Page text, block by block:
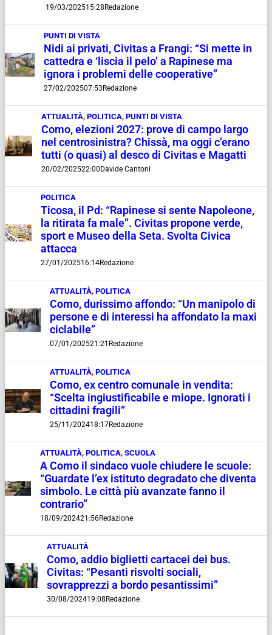
19/03/202515:28Redazione
PUNTI DI VISTA
Nidi ai privati, Civitas a Frangi: “Si mette in
cattedra e ‘liscia il pelo’ a Rapinese ma
ignora i problemi delle cooperative”
27/02/202507:53Redazione
ATTUALITÀ,POLITICA,PUNTI DI VISTA
Como, elezioni 2027: prove di campo largo
nel centrosinistra? Chissà, ma oggi c’erano
tutti (o quasi) al desco di Civitas e Magatti
20/02/202522:00Davide Cantoni
POLITICA
Ticosa, il Pd: “Rapinese si sente Napoleone,
la ritirata fa male”. Civitas propone verde,
sport e Museo della Seta. Svolta Civica
attacca
27/01/202516:14Redazione
ATTUALITÀ,POLITICA
Como, durissimo affondo: “Un manipolo di
persone e di interessi ha affondato la maxi
ciclabile”
07/01/202521:21 Redazione
ATTUALITÀ, POLITICA
Como, ex centro comunale in vendita:
“Scelta ingiustificabile e miope. Ignorati i
cittadini fragili”
25/11/202418:17Redazione
ATTUALITÀ, POLITICA, SCUOLA
A Como il sindaco vuole chiudere le scuole:
“Guardate l’ex istituto degradato che diventa
simbolo. Le città più avanzate fanno il
contrario”
18/09/202421:56Redazione
ATTUALITÀ
Como, addio biglietti cartacei dei bus.
Civitas: “Pesanti risvolti sociali,
sovrapprezzi a bordo pesantissimi”
30/08/202419:08Redazione